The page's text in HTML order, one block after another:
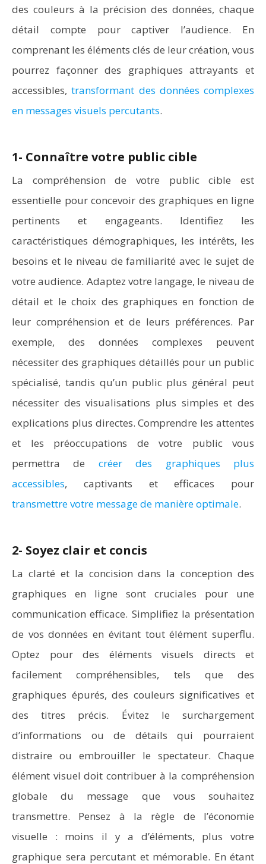
des couleurs à la précision des données, chaque
détail compte pour captiver l’audience. En
comprenant les éléments clés de leur création, vous
pourrez façonner des graphiques attrayants et
accessibles,transformant des données complexes
en messages visuels percutants.
1- Connaître votre public cible
La compréhension de votre public cible est
essentielle pour concevoir des graphiques en ligne
pertinents et engageants. Identifiez les
caractéristiques démographiques, les intérêts, les
besoins et le niveau de familiarité avec le sujet de
votre audience. Adaptez votre langage, le niveau de
détail et le choix des graphiques en fonction de
leur compréhension et de leurs préférences. Par
exemple, des données complexes peuvent
nécessiter des graphiques détaillés pour un public
spécialisé, tandis qu’un public plus général peut
nécessiter des visualisations plus simples et des
explications plus directes. Comprendre les attentes
et les préoccupations de votre public vous
permettra de créer des graphiques plus
accessibles, captivants et efficaces pour
transmettre votre message de manière optimale.
2- Soyez clair et concis
La clarté et la concision dans la conception des
graphiques en ligne sont cruciales pour une
communication efficace. Simplifiez la présentation
de vos données en évitant tout élément superflu.
Optez pour des éléments visuels directs et
facilement compréhensibles, tels que des
graphiques épurés, des couleurs significatives et
des titres précis. Évitez le surchargement
d’informations ou de détails qui pourraient
distraire ou embrouiller le spectateur. Chaque
élément visuel doit contribuer à la compréhension
globale du message que vous souhaitez
transmettre. Pensez à la règle de l’économie
visuelle : moins il y a d’éléments, plus votre
graphique sera percutant et mémorable. En étant